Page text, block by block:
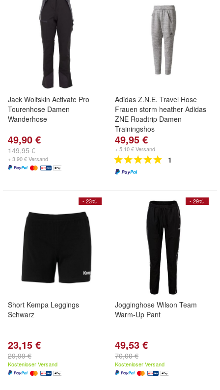
Jack Wolfskin Activate Pro
Tourenhose Damen
Wanderhose
49,90 €
149,95 €
+ 3,90 € Versand
Adidas Z.N.E. Travel Hose
Frauen storm heather Adidas
ZNE Roadtrip Damen
Trainingshos
49,95 €
+ 5,10 € Versand
1
- 23%
Short Kempa Leggings
Schwarz
23,15 €
29,99 €
Kostenloser Versand
- 29%
Jogginghose Wilson Team
Warm-Up Pant
49,53 €
70,00 €
Kostenloser Versand